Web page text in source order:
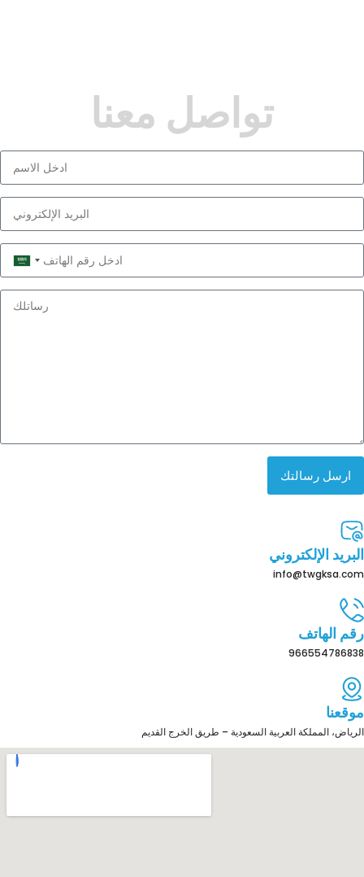
تواصل معنا
Saudi
Arabia
+966
ارسل رسالتك
البريد الإلكتروني
info@twgksa.com
رقم الهاتف
966554786838
موقعنا
الرياض، المملكة العربية السعودية – طريق الخرج القديم